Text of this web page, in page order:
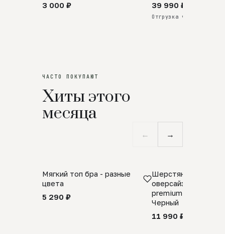
3 000 ₽ 39 990 ₽
Отгрузка через 25 дней
ЧАСТО ПОКУПАЮТ
Хиты этого
месяца
← →
Мягкий топ бра - разные
цвета
5 290 ₽
Шерстяной свитер
оверсайз 100%
premium merino
Черный
11 990 ₽